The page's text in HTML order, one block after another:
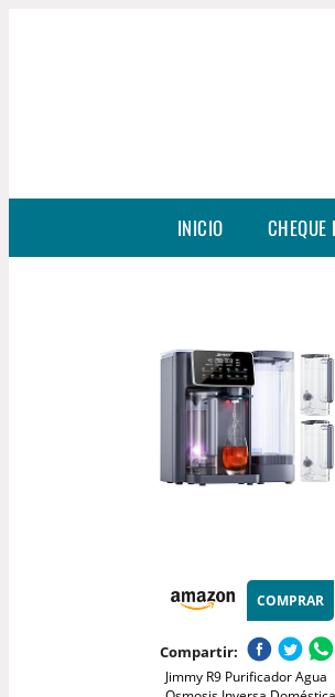
INICIO CHEQUE
COMPRAR
Compartir:
Jimmy R9 Purificador Agua